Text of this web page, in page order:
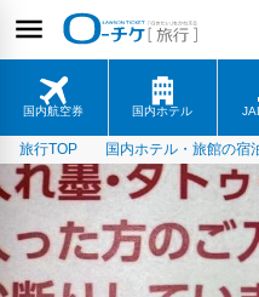
国内航空券 国内ホテル
旅行TOP 国内ホテル・旅館の宿